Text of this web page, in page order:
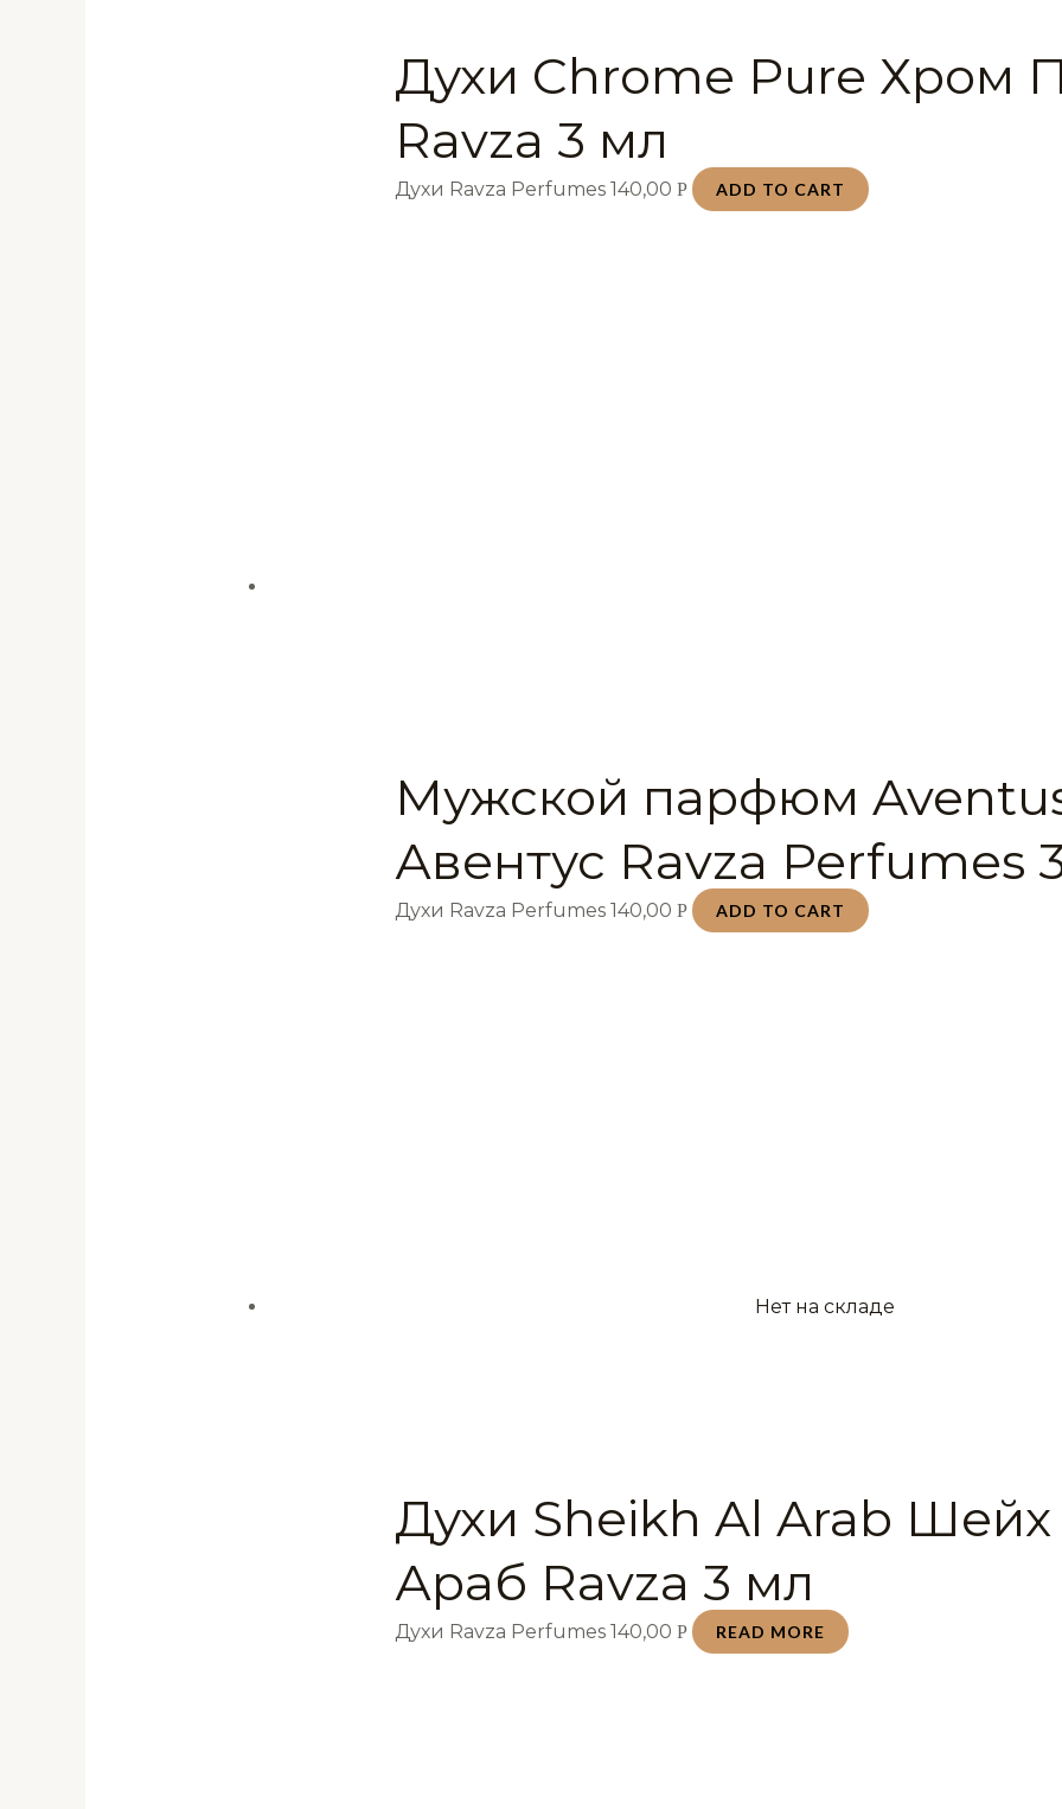
Духи Chrome Pure Хром
Ravza 3 мл
Духи Ravza Perfumes140,00Р ADD TO CART
Мужской парфюм
Авентус Ravza Perfumes
Духи Ravza Perfumes140,00Р ADD TO CART
Нет на складе
Духи Sheikh Al Arab
Араб Ravza 3 мл
Духи Ravza Perfumes140,00Р READ MORE